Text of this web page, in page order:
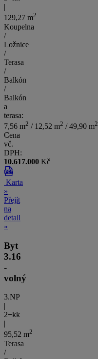
|
129,27 m2
Koupelna
/
Ložnice
/
Terasa
/
Balkón
/
Balkón
a
terasa:
7,56 m2 / 12,52 m2 / 49,90 m2
Cena
vč.
DPH:
10.617.000 Kč
Karta
»
Přejít
na
detail
»
Byt
3.16
-
volný
3.NP
|
2+kk
|
95,52 m2
Terasa
/